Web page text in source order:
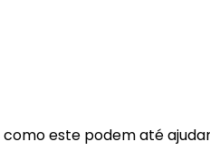
este podem até